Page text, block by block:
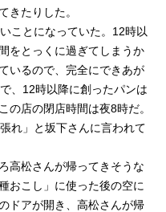
きたりした。
ことになっていた。12時以
をとっくに過ぎてしまうか
いるので、完全にできあが
、12時以降に創ったパンは
の店の閉店時間は夜8時だ。
れ」と坂下さんに言われて
高松さんが帰ってきそうな
おこし」に使った後の空に
ドアが開き、高松さんが帰